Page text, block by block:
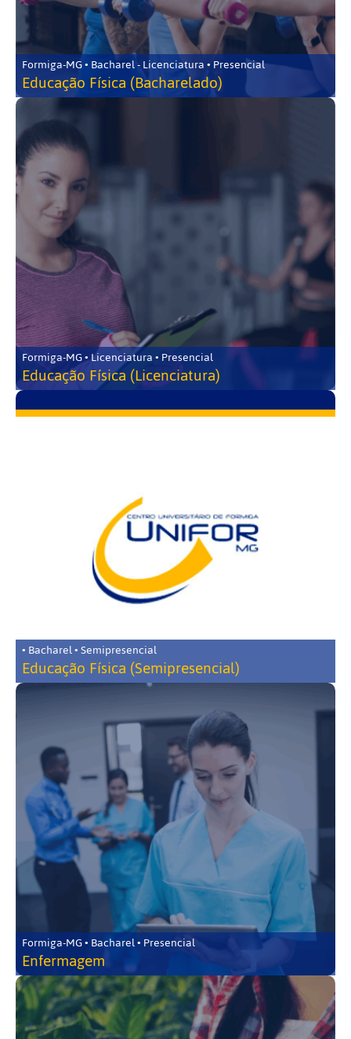
Formiga-MG • Bacharel - Licenciatura • Presencial
Educação Física (Bacharelado)
Formiga-MG • Licenciatura • Presencial
Educação Física (Licenciatura)
• Bacharel • Semipresencial
Educação Física (Semipresencial)
Formiga-MG • Bacharel • Presencial
Enfermagem